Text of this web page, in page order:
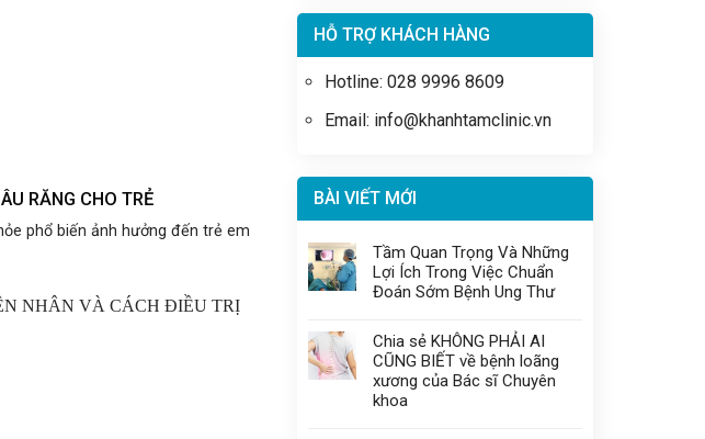
RĂNG CHO TRẺ
phổ biến ảnh hưởng đến trẻ em
HỖ TRỢ KHÁCH HÀNG
Hotline: 028 9996 8609
Email: info@khanhtamclinic.vn
BÀI VIẾT MỚI
Tầm Quan Trọng Và Những
Lợi Ích Trong Việc Chuẩn
Đoán Sớm Bệnh Ung Thư
Chia sẻ KHÔNG PHẢI AI
CŨNG BIẾT về bệnh loãng
xương của Bác sĩ Chuyên
khoa